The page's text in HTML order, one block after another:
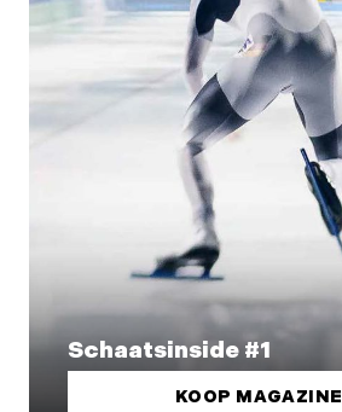
Schaatsinside #1
KOOP MAGAZINE